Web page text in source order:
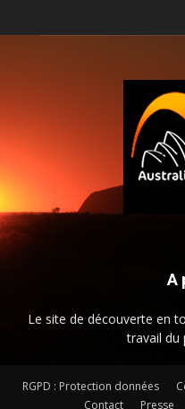
A
Le site de découverte en
travail du
RGPD : Protection données
Contact
Presse